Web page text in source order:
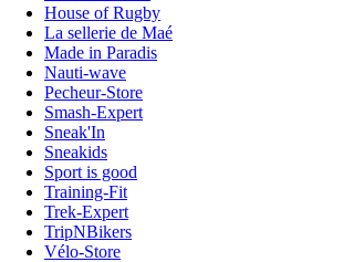
House of Rugby
La sellerie de Maé
Made in Paradis
Nauti-wave
Pecheur-Store
Smash-Expert
Sneak'In
Sneakids
Sport is good
Training-Fit
Trek-Expert
TripNBikers
Vélo-Store